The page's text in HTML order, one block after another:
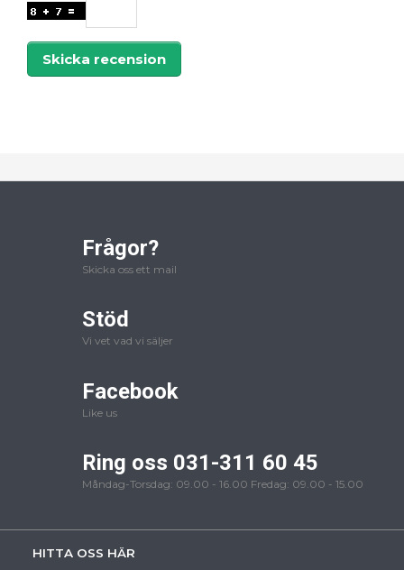
Skicka recension
Frågor?
Skicka oss ett mail
Stöd
Vi vet vad vi säljer
Facebook
Like us
Ring oss 031-311 60 45
Måndag-Torsdag: 09.00 - 16.00 Fredag: 09.00 - 15.00
HITTA OSS HÄR